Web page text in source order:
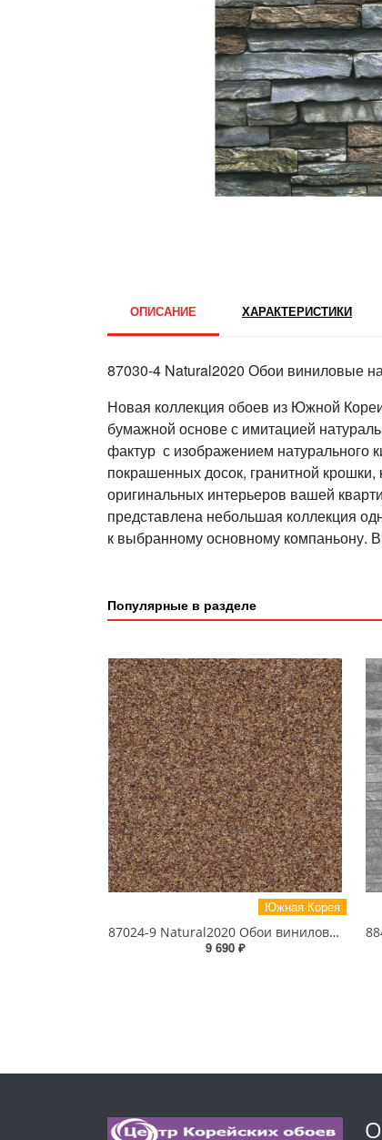
ОПИСАНИЕ ХАРАКТЕРИСТИКИ
87030-4 Natural2020 Обои виниловые
Новая коллекция обоев из Южной
бумажной основе с имитацией
фактур с изображением натурального
покрашенных досок, гранитной
оригинальных интерьеров вашей
представлена небольшая коллекция
к выбранному основному компаньону.
Популярные в разделе
Южная Корея
87024-9 Natural2020 Обои виниловые на бумажной основе 1.06*15.6
9 690 ₽